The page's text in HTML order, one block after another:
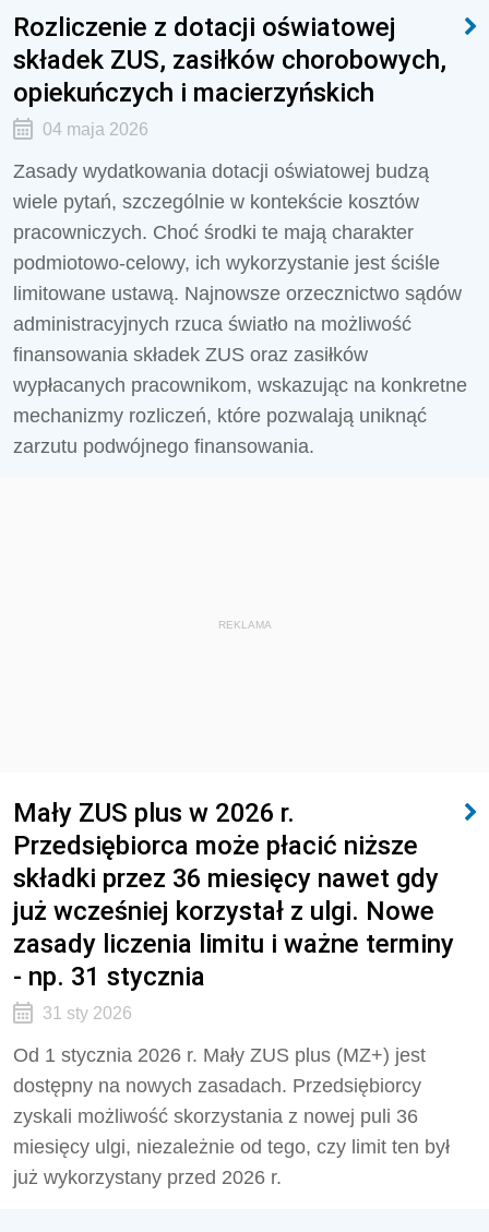
Rozliczenie z dotacji oświatowej
składek ZUS, zasiłków chorobowych,
opiekuńczych i macierzyńskich
04 maja 2026
Zasady wydatkowania dotacji oświatowej budzą
wiele pytań, szczególnie w kontekście kosztów
pracowniczych. Choć środki te mają charakter
podmiotowo-celowy, ich wykorzystanie jest ściśle
limitowane ustawą. Najnowsze orzecznictwo sądów
administracyjnych rzuca światło na możliwość
finansowania składek ZUS oraz zasiłków
wypłacanych pracownikom, wskazując na konkretne
mechanizmy rozliczeń, które pozwalają uniknąć
zarzutu podwójnego finansowania.
REKLAMA
Mały ZUS plus w 2026 r.
Przedsiębiorca może płacić niższe
składki przez 36 miesięcy nawet gdy
już wcześniej korzystał z ulgi. Nowe
zasady liczenia limitu i ważne terminy
- np. 31 stycznia
31 sty 2026
Od 1 stycznia 2026 r. Mały ZUS plus (MZ+) jest
dostępny na nowych zasadach. Przedsiębiorcy
zyskali możliwość skorzystania z nowej puli 36
miesięcy ulgi, niezależnie od tego, czy limit ten był
już wykorzystany przed 2026 r.